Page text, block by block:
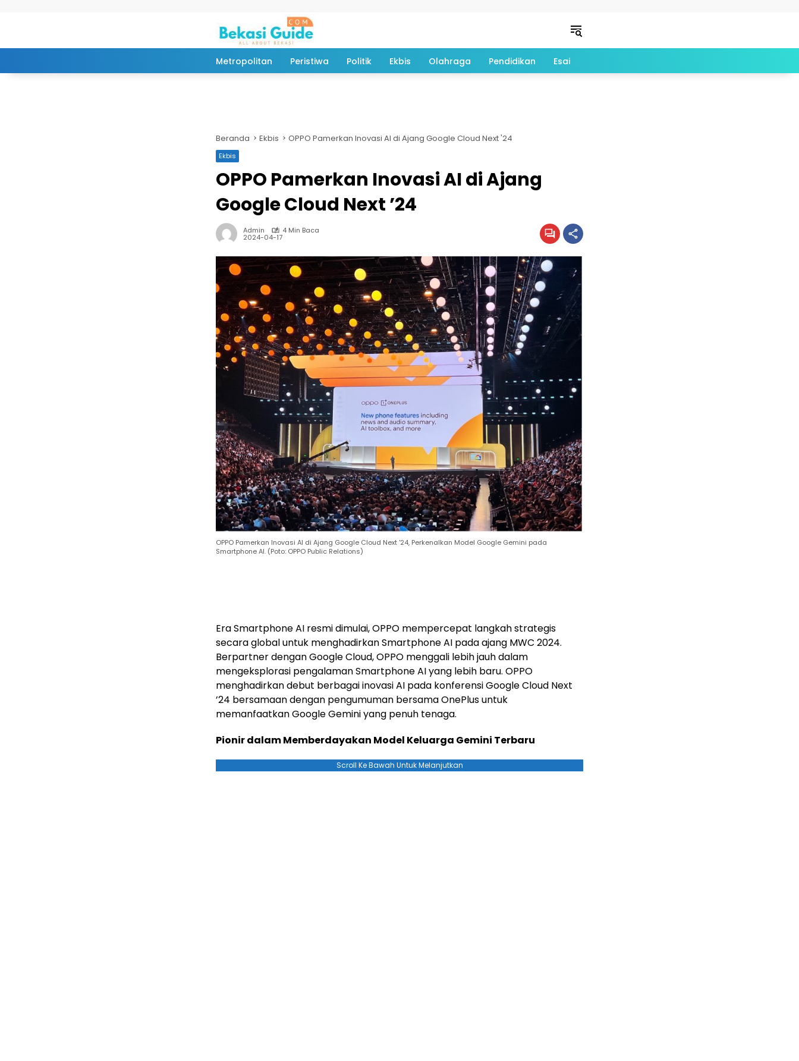
Metropolitan Peristiwa Politik Ekbis Olahraga Pendidikan Esai
Beranda Ekbis OPPO Pamerkan Inovasi AI di Ajang Google Cloud Next '24
Ekbis
OPPO Pamerkan Inovasi AI di Ajang
Google Cloud Next ’24
Admin 4 Min Baca
2024-04-17
OPPO Pamerkan Inovasi AI di Ajang Google Cloud Next '24, Perkenalkan Model Google Gemini pada
Smartphone AI. (Poto: OPPO Public Relations)
Era Smartphone AI resmi dimulai, OPPO mempercepat langkah strategis
secara global untuk menghadirkan Smartphone AI pada ajang MWC 2024.
Berpartner dengan Google Cloud, OPPO menggali lebih jauh dalam
mengeksplorasi pengalaman Smartphone AI yang lebih baru. OPPO
menghadirkan debut berbagai inovasi AI pada konferensi Google Cloud Next
’24 bersamaan dengan pengumuman bersama OnePlus untuk
memanfaatkan Google Gemini yang penuh tenaga.
Pionir dalam Memberdayakan Model Keluarga Gemini Terbaru
Scroll Ke Bawah Untuk Melanjutkan